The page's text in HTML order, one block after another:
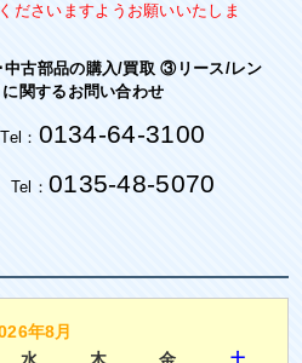
ださいますようお願いいたしま
古部品の購入/買取 ③リース/レン
関するお問い合わせ
Tel： 0134-64-3100
Tel： 0135-48-5070
年8月